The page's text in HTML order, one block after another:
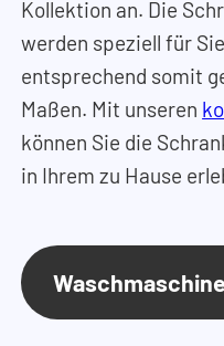
Kollektion an. Die
werden speziell für
entsprechend somit
Maßen. Mit unseren
können Sie die
in Ihrem zu Hause